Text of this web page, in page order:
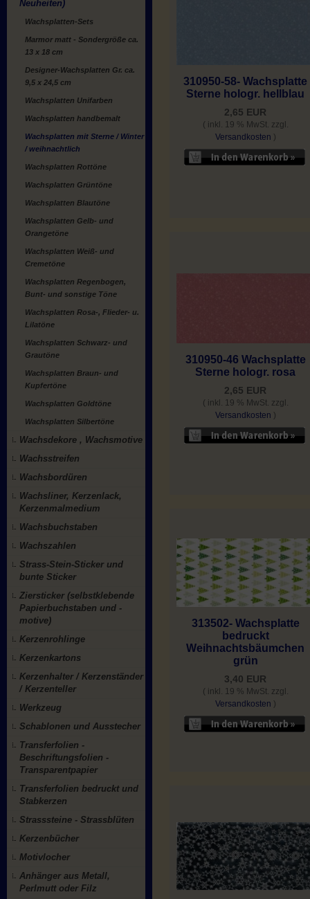
Neuheiten)
Wachsplatten-Sets
Marmor matt - Sondergröße ca.
13 x 18 cm
Designer-Wachsplatten Gr. ca.
9,5 x 24,5 cm
Wachsplatten Unifarben
Wachsplatten handbemalt
Wachsplatten mit Sterne / Winter
/ weihnachtlich
Wachsplatten Rottöne
Wachsplatten Grüntöne
Wachsplatten Blautöne
Wachsplatten Gelb- und
Orangetöne
Wachsplatten Weiß- und
Cremetöne
Wachsplatten Regenbogen,
Bunt- und sonstige Töne
Wachsplatten Rosa-, Flieder- u.
Lilatöne
Wachsplatten Schwarz- und
Grautöne
Wachsplatten Braun- und
Kupfertöne
Wachsplatten Goldtöne
Wachsplatten Silbertöne
Wachsdekore , Wachsmotive
Wachsstreifen
Wachsbordüren
Wachsliner, Kerzenlack,
Kerzenmalmedium
Wachsbuchstaben
Wachszahlen
Strass-Stein-Sticker und
bunte Sticker
Ziersticker (selbstklebende
Papierbuchstaben und -
motive)
Kerzenrohlinge
Kerzenkartons
Kerzenhalter / Kerzenständer
/ Kerzenteller
Werkzeug
Schablonen und Ausstecher
Transferfolien -
Beschriftungsfolien -
Transparentpapier
Transferfolien bedruckt und
Stabkerzen
Strasssteine - Strassblüten
Kerzenbücher
Motivlocher
Anhänger aus Metall,
Perlmutt oder Filz
310950-58- Wachsplatte
Sterne hologr. hellblau
2,65 EUR
( inkl. 19 % MwSt. zzgl.
Versandkosten )
310950-46 Wachsplatte
Sterne hologr. rosa
2,65 EUR
( inkl. 19 % MwSt. zzgl.
Versandkosten )
313502- Wachsplatte
bedruckt
Weihnachtsbäumchen
grün
3,40 EUR
( inkl. 19 % MwSt. zzgl.
Versandkosten )